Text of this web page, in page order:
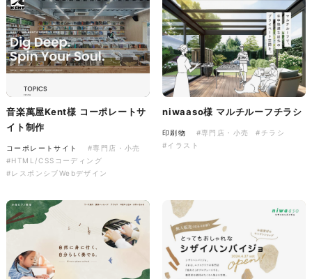
株式会社三共様 会社案内パン
株式会社三共様 さんきょちゃ
んぬいぐるみ
#エコ・環境
音楽萬屋Kent様 コーポレートサ
イト制作
コーポレートサイト
#専門店・小売
#HTML/CSSコーディング
#レスポンシブWebデザイン
niwaaso様 マルチルーフチラシ
印刷物 #専門店・小売
#チラシ
#イラスト